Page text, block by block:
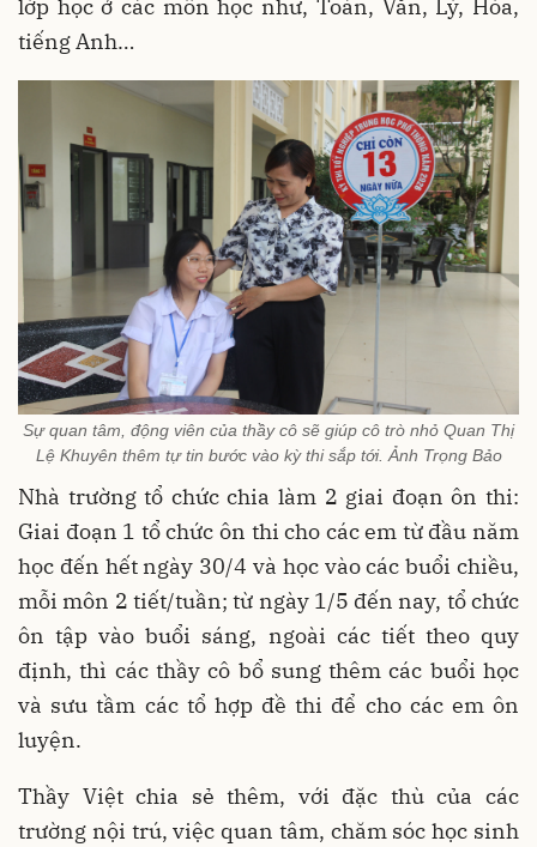
lớp học ở các môn học như, Toán, Văn, Lý, Hóa,
tiếng Anh…
Sự quan tâm, động viên của thầy cô sẽ giúp cô trò nhỏ Quan Thị
Lệ Khuyên thêm tự tin bước vào kỳ thi sắp tới. Ảnh Trọng Bảo
Nhà trường tổ chức chia làm 2 giai đoạn ôn thi:
Giai đoạn 1 tổ chức ôn thi cho các em từ đầu năm
học đến hết ngày 30/4 và học vào các buổi chiều,
mỗi môn 2 tiết/tuần; từ ngày 1/5 đến nay, tổ chức
ôn tập vào buổi sáng, ngoài các tiết theo quy
định, thì các thầy cô bổ sung thêm các buổi học
và sưu tầm các tổ hợp đề thi để cho các em ôn
luyện.
Thầy Việt chia sẻ thêm, với đặc thù của các
trường nội trú, việc quan tâm, chăm sóc học sinh